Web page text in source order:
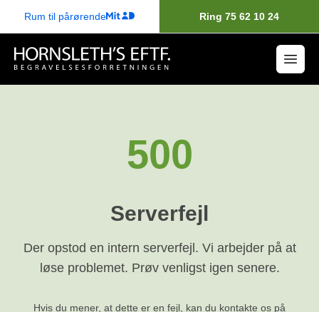
Rum til pårørende Ring 75 62 10 24
500
Serverfejl
Der opstod en intern serverfejl. Vi arbejder på at
løse problemet. Prøv venligst igen senere.
Hvis du mener, at dette er en fejl, kan du kontakte os på